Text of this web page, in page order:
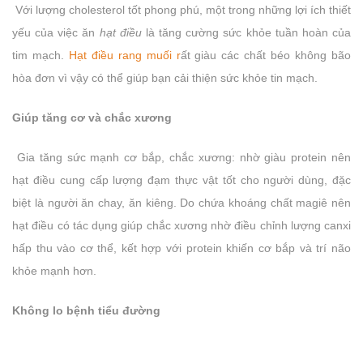
Với lượng cholesterol tốt phong phú, một trong những lợi ích thiết
yếu của việc ăn hạt điềulà tăng cường sức khỏe tuần hoàn của
tim mạch. Hạt điều rang muối rất giàu các chất béo không bão
hòa đơn vì vậy có thể giúp bạn cải thiện sức khỏe tin mạch.
Giúp tăng cơ và chắc xương
Gia tăng sức mạnh cơ bắp, chắc xương: nhờ giàu protein nên
hạt điều cung cấp lượng đạm thực vật tốt cho người dùng, đặc
biệt là người ăn chay, ăn kiêng. Do chứa khoáng chất magiê nên
hạt điều có tác dụng giúp chắc xương nhờ điều chỉnh lượng canxi
hấp thu vào cơ thể, kết hợp với protein khiến cơ bắp và trí não
khỏe mạnh hơn.
Không lo bệnh tiểu đường